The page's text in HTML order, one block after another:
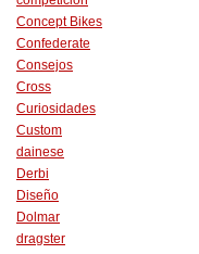
Concept Bikes
Confederate
Consejos
Cross
Curiosidades
Custom
dainese
Derbi
Diseño
Dolmar
dragster